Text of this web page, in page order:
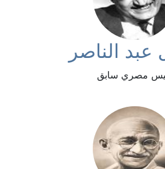
عبد الناصر
مصري سابق